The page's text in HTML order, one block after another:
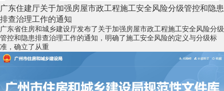
广东住建厅关于加强房屋市政工程施工安全风险分级管控和隐患
排查治理工作的通知
广东省住房和城乡建设厅发布了关于加强房屋市政工程施工安全风险分级
管控和隐患排查治理工作的通知，明确了施工安全风险的定义与分级标
准，确立了从重